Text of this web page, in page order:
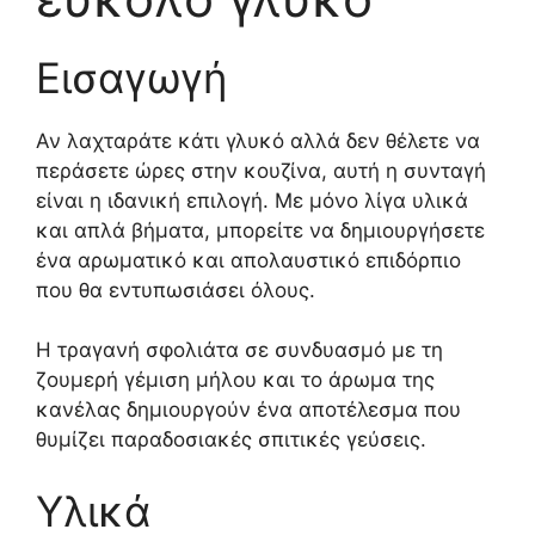
Εισαγωγή
Αν λαχταράτε κάτι γλυκό αλλά δεν θέλετε να
περάσετε ώρες στην κουζίνα, αυτή η συνταγή
είναι η ιδανική επιλογή. Με μόνο λίγα υλικά
και απλά βήματα, μπορείτε να δημιουργήσετε
ένα αρωματικό και απολαυστικό επιδόρπιο
που θα εντυπωσιάσει όλους.
Η τραγανή σφολιάτα σε συνδυασμό με τη
ζουμερή γέμιση μήλου και το άρωμα της
κανέλας δημιουργούν ένα αποτέλεσμα που
θυμίζει παραδοσιακές σπιτικές γεύσεις.
Υλικά